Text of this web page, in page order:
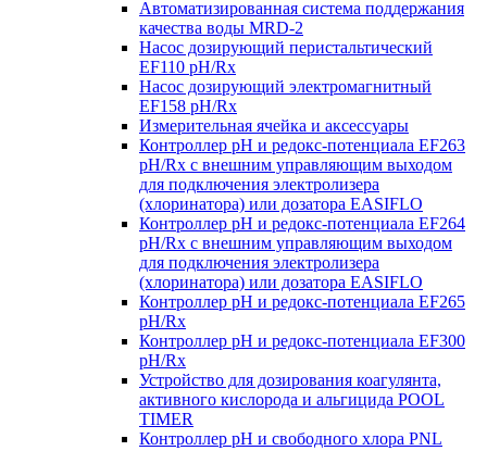
Автоматизированная система поддержания
качества воды MRD-2
Насос дозирующий перистальтический
EF110 pH/Rx
Насос дозирующий электромагнитный
EF158 pH/Rx
Измерительная ячейка и аксессуары
Контроллер рН и редокс-потенциала EF263
pH/Rx с внешним управляющим выходом
для подключения электролизера
(хлоринатора) или дозатора EASIFLO
Контроллер рН и редокс-потенциала EF264
pH/Rx с внешним управляющим выходом
для подключения электролизера
(хлоринатора) или дозатора EASIFLO
Контроллер рН и редокс-потенциала EF265
pH/Rx
Контроллер рН и редокс-потенциала EF300
pH/Rx
Устройство для дозирования коагулянта,
активного кислорода и альгицида POOL
TIMER
Контроллер рН и свободного хлора PNL